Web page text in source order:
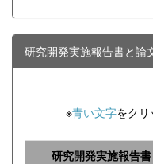
研究開発実施報告書と論
※青い文字をク
研究開発実施報告書